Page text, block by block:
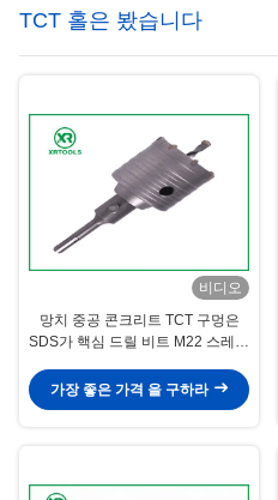
TCT 홀은 봤습니다
비디오
망치 중공 콘크리트 TCT 구멍은
SDS가 핵심 드릴 비트 M22 스레드
가장 좋은 가격 을 구하라